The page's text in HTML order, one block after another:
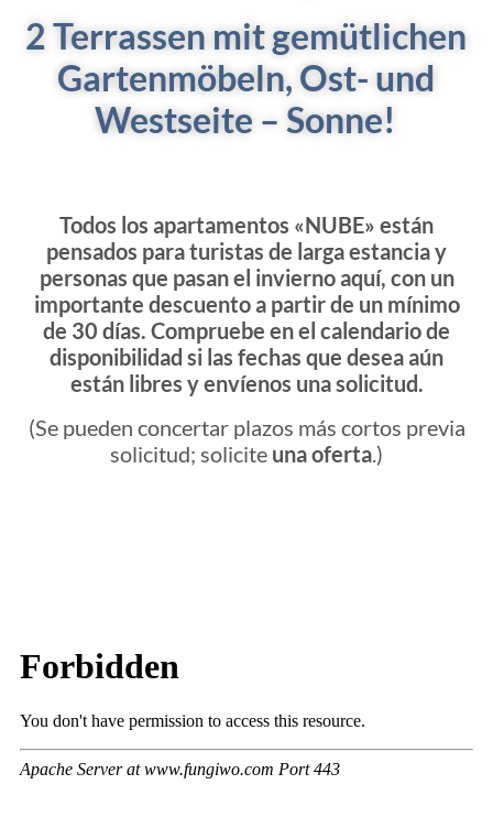
2 Terrassen mit gemütlichen
Gartenmöbeln, Ost- und
Westseite – Sonne!
Todos los apartamentos «NUBE» están
pensados para turistas de larga estancia y
personas que pasan el invierno aquí, con un
importante descuento a partir de un mínimo
de 30 días. Compruebe en el calendario de
disponibilidad si las fechas que desea aún
están libres y envíenos una solicitud.
(Se pueden concertar plazos más cortos previa
solicitud; solicite una oferta.)